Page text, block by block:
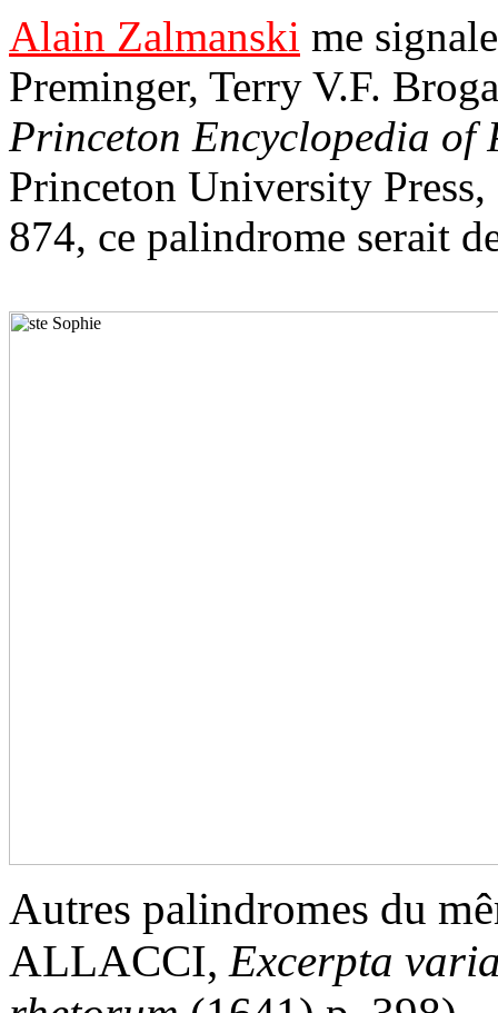
Alain Zalmanski me
Preminger, Terry V.F.
Princeton Encyclopedia of
Princeton University
874, ce palindrome serait
Autres palindromes du
ALLACCI, Excerpta